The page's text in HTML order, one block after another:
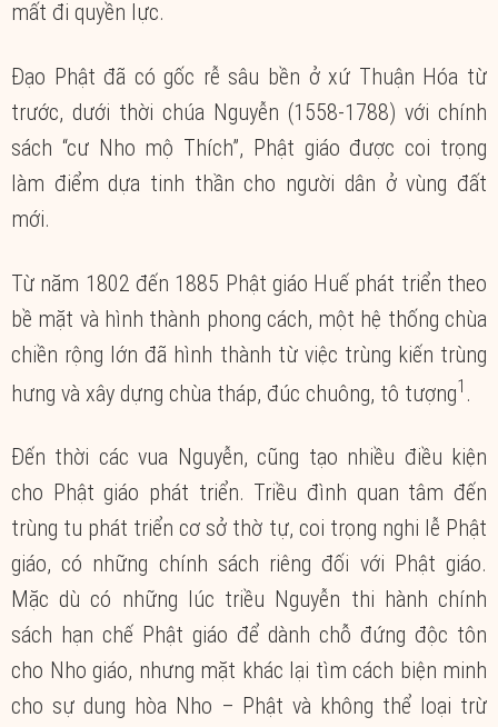
mất đi quyền lực.
Đạo Phật đã có gốc rễ sâu bền ở xứ Thuận Hóa từ
trước, dưới thời chúa Nguyễn (1558-1788) với chính
sách “cư Nho mộ Thích”, Phật giáo được coi trọng
làm điểm dựa tinh thần cho người dân ở vùng đất
mới.
Từ năm 1802 đến 1885 Phật giáo Huế phát triển theo
bề mặt và hình thành phong cách, một hệ thống chùa
chiền rộng lớn đã hình thành từ việc trùng kiến trùng
hưng và xây dựng chùa tháp, đúc chuông, tô tượng1 .
Đến thời các vua Nguyễn, cũng tạo nhiều điều kiện
cho Phật giáo phát triển. Triều đình quan tâm đến
trùng tu phát triển cơ sở thờ tự, coi trọng nghi lễ Phật
giáo, có những chính sách riêng đối với Phật giáo.
Mặc dù có những lúc triều Nguyễn thi hành chính
sách hạn chế Phật giáo để dành chỗ đứng độc tôn
cho Nho giáo, nhưng mặt khác lại tìm cách biện minh
cho sự dung hòa Nho – Phật và không thể loại trừ